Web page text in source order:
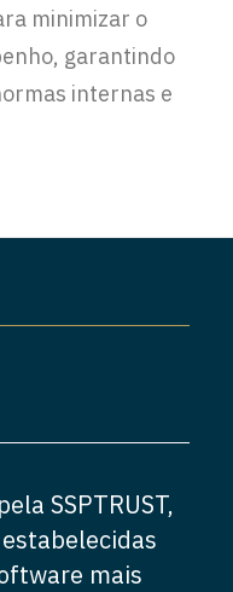
minimizar o
garantindo
internas e
SSPTRUST,
mais